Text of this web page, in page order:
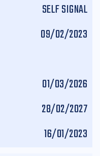
SELF SIGNAL
09/02/2023
01/03/2026
28/02/2027
16/01/2023